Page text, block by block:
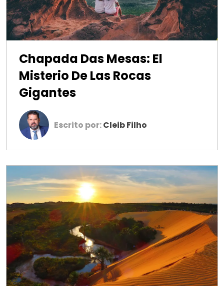
Chapada Das Mesas: El
Misterio De Las Rocas
Gigantes
Escrito por:Cleib Filho